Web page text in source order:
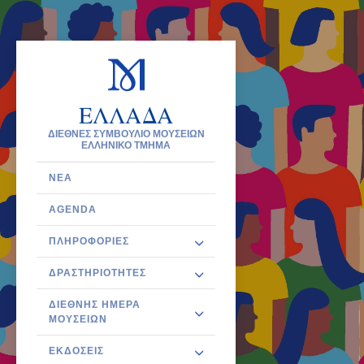
ΕΛΛΑΔΑ
ΔΙΕΘΝΕΣ ΣΥΜΒΟΥΛΙΟ ΜΟΥΣΕΙΩΝ
ΕΛΛΗΝΙΚΟ ΤΜΗΜΑ
ΝΈΑ
AGENDA
ΠΛΗΡΟΦΟΡΊΕΣ
ΔΡΑΣΤΗΡΙΌΤΗΤΕΣ
ΔΙΕΘΝΉΣ ΗΜΈΡΑ
ΜΟΥΣΕΊΩΝ
ΕΚΔΌΣΕΙΣ